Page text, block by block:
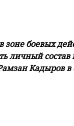
боевых
личный состав
Кадыров в